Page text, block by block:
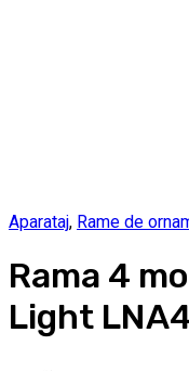
Aparataj, Rame de
Rama 4
Light